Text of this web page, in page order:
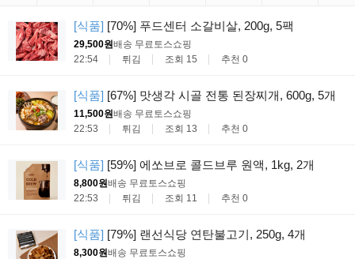
[식품] [70%] 푸드센터 소갈비살, 200g, 5팩
29,500원배송 무료토스쇼핑
22:54
튀김 조회 15 추천 0
[식품] [67%] 맛생각 시골 전통 된장찌개, 600g, 5개
11,500원배송 무료토스쇼핑
22:53
튀김 조회 13 추천 0
[식품] [59%] 에쏘브로 콜드브루 원액, 1kg, 2개
8,800원배송 무료토스쇼핑
22:53
튀김 조회 11 추천 0
[식품] [79%] 랜선식당 연탄불고기, 250g, 4개
8,300원배송 무료토스쇼핑